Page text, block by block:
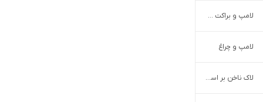
لامپ و براکت LED
لامپ و چراغ
لاک ناخن بر اساس رنگ